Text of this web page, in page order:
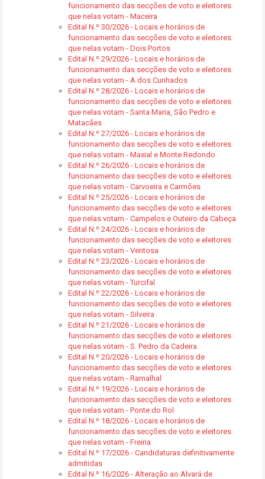
funcionamento das secções de voto e eleitores
que nelas votam - Maceira
Edital N.º 30/2026 - Locais e horários de
funcionamento das secções de voto e eleitores
que nelas votam - Dois Portos
Edital N.º 29/2026 - Locais e horários de
funcionamento das secções de voto e eleitores
que nelas votam - A dos Cunhados
Edital N.º 28/2026 - Locais e horários de
funcionamento das secções de voto e eleitores
que nelas votam - Santa Maria, São Pedro e
Matacães
Edital N.º 27/2026 - Locais e horários de
funcionamento das secções de voto e eleitores
que nelas votam - Maxial e Monte Redondo
Edital N.º 26/2026 - Locais e horários de
funcionamento das secções de voto e eleitores
que nelas votam - Carvoeira e Carmões
Edital N.º 25/2026 - Locais e horários de
funcionamento das secções de voto e eleitores
que nelas votam - Campelos e Outeiro da Cabeça
Edital N.º 24/2026 - Locais e horários de
funcionamento das secções de voto e eleitores
que nelas votam - Ventosa
Edital N.º 23/2026 - Locais e horários de
funcionamento das secções de voto e eleitores
que nelas votam - Turcifal
Edital N.º 22/2026 - Locais e horários de
funcionamento das secções de voto e eleitores
que nelas votam - Silveira
Edital N.º 21/2026 - Locais e horários de
funcionamento das secções de voto e eleitores
que nelas votam - S. Pedro da Cadeira
Edital N.º 20/2026 - Locais e horários de
funcionamento das secções de voto e eleitores
que nelas votam - Ramalhal
Edital N.º 19/2026 - Locais e horários de
funcionamento das secções de voto e eleitores
que nelas votam - Ponte do Rol
Edital N.º 18/2026 - Locais e horários de
funcionamento das secções de voto e eleitores
que nelas votam - Freiria
Edital N.º 17/2026 - Candidaturas definitivamente
admitidas
Edital N.º 16/2026 - Alteração ao Alvará de